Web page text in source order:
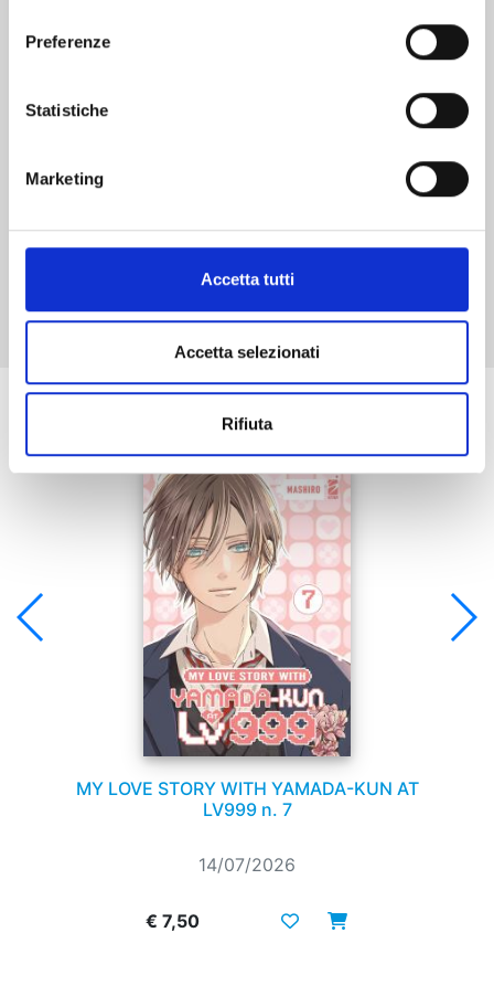
Preferenze
Statistiche
Marketing
Accetta tutti
Accetta selezionati
Rifiuta
Mostra tutto
Se ti è piaciuto prova anche:
MY LOVE STORY WITH YAMADA-KUN AT
LV999 n. 7
14/07/2026
€ 7,50